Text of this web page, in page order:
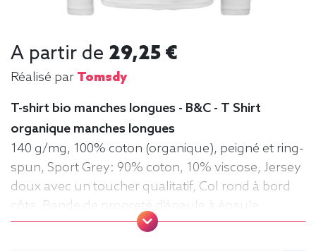
A partir de 29,25 €
Réalisé par Tomsdy
T-shirt bio manches longues - B&C - T Shirt
organique manches longues
140 g/mg, 100% coton (organique), peigné et ring-
spun, Sport Grey: 90% coton, 10% viscose, Jersey
doux avec un toucher qualitatif, Col rond à bord
côte, Bande de propreté d'épaule à épaule,
Coutures latérales, puce de taille, Lavable jusqu'à